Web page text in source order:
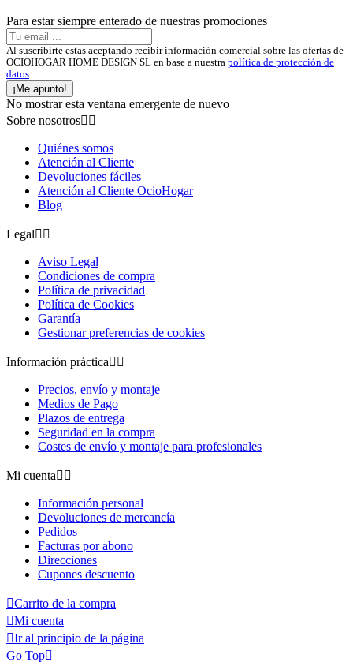
Para estar siempre enterado de nuestras promociones
Al suscribirte estas aceptando recibir información comercial sobre las ofertas de
OCIOHOGAR HOME DESIGN SL en base a nuestra política de protección de
datos
¡Me apunto!
No mostrar esta ventana emergente de nuevo
Sobre nosotros 
Quiénes somos
Atención al Cliente
Devoluciones fáciles
Atención al Cliente OcioHogar
Blog
Legal 
Aviso Legal
Condiciones de compra
Política de privacidad
Política de Cookies
Garantía
Gestionar preferencias de cookies
Información práctica 
Precios, envío y montaje
Medios de Pago
Plazos de entrega
Seguridad en la compra
Costes de envío y montaje para profesionales
Mi cuenta 
Información personal
Devoluciones de mercancía
Pedidos
Facturas por abono
Direcciones
Cupones descuento
Carrito de la compra
Mi cuenta
Ir al principio de la página
Go Top